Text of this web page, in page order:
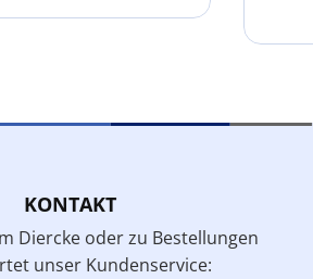
KONTAKT
Diercke oder zu Bestellungen
unser Kundenservice: